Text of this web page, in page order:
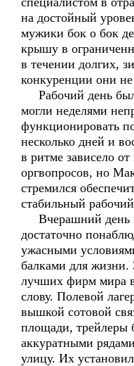
на достойный
мужики бок о бок
крышу в
в течении долгих,
конкуренции они
Рабочий день
могли неделями
функционировать
несколько дней и
в ритме зависело
оргвопросов, но
стремился
стабильный
Вчерашний день
достаточно
ужасными
балками для жизни.
лучших фирм мира
слову. Полевой
вышкой сотовой
площади, трейлеры
аккуратными
улицу. Их